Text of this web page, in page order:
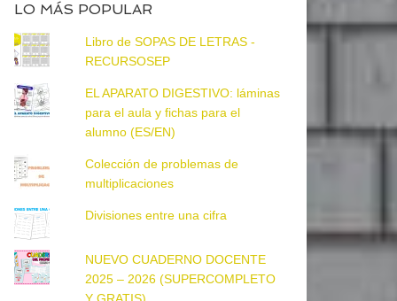
LO MÁS POPULAR
Libro de SOPAS DE LETRAS -
RECURSOSEP
EL APARATO DIGESTIVO: láminas
para el aula y fichas para el
alumno (ES/EN)
Colección de problemas de
multiplicaciones
Divisiones entre una cifra
NUEVO CUADERNO DOCENTE
2025 – 2026 (SUPERCOMPLETO